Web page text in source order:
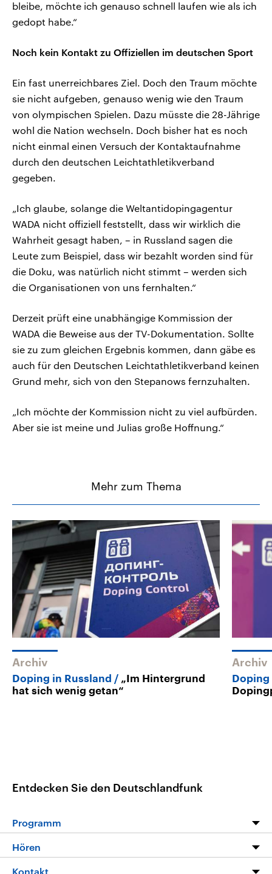
bleibe, möchte ich genauso schnell laufen wie als ich
gedopt habe.“
Noch kein Kontakt zu Offiziellen im deutschen Sport
Ein fast unerreichbares Ziel. Doch den Traum möchte
sie nicht aufgeben, genauso wenig wie den Traum
von olympischen Spielen. Dazu müsste die 28-Jährige
wohl die Nation wechseln. Doch bisher hat es noch
nicht einmal einen Versuch der Kontaktaufnahme
durch den deutschen Leichtathletikverband
gegeben.
„Ich glaube, solange die Weltantidopingagentur
WADA nicht offiziell feststellt, dass wir wirklich die
Wahrheit gesagt haben, – in Russland sagen die
Leute zum Beispiel, dass wir bezahlt worden sind für
die Doku, was natürlich nicht stimmt – werden sich
die Organisationen von uns fernhalten.“
Derzeit prüft eine unabhängige Kommission der
WADA die Beweise aus der TV-Dokumentation. Sollte
sie zu zum gleichen Ergebnis kommen, dann gäbe es
auch für den Deutschen Leichtathletikverband keinen
Grund mehr, sich von den Stepanows fernzuhalten.
„Ich möchte der Kommission nicht zu viel aufbürden.
Aber sie ist meine und Julias große Hoffnung.“
Mehr zum Thema
Archiv
Doping in Russland
„Im Hintergrund
hat sich wenig getan“
Archiv
Entdecken Sie den Deutschlandfunk
Programm
Programm
Hören
Livestream
Kontakt